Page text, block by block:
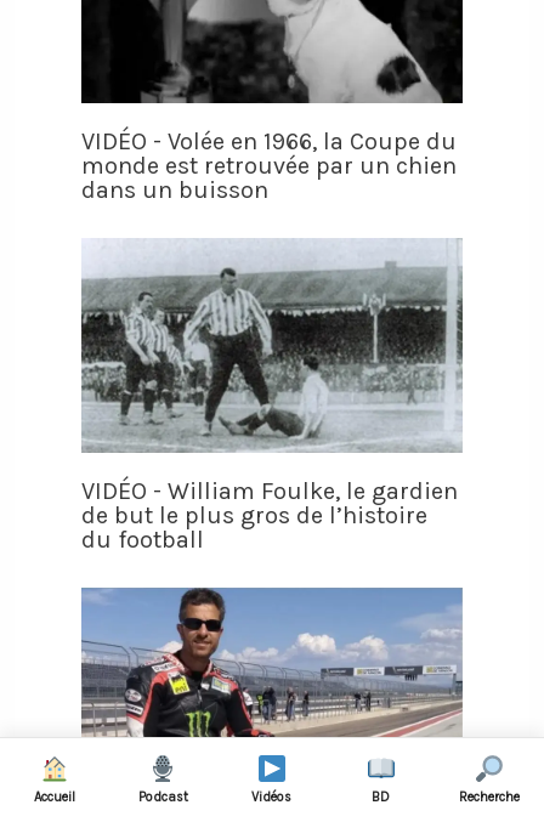
VIDÉO - Volée en 1966, la Coupe du
monde est retrouvée par un chien
dans un buisson
VIDÉO - William Foulke, le gardien
de but le plus gros de l’histoire
du football
Accueil Podcast Vidéos BD Recherche